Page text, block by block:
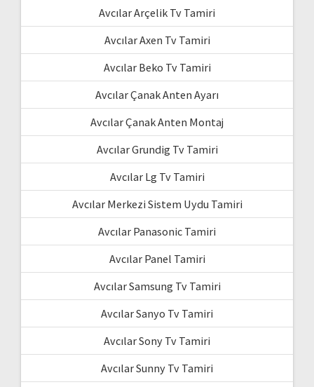
Avcılar Arçelik Tv Tamiri
Avcılar Axen Tv Tamiri
Avcılar Beko Tv Tamiri
Avcılar Çanak Anten Ayarı
Avcılar Çanak Anten Montaj
Avcılar Grundig Tv Tamiri
Avcılar Lg Tv Tamiri
Avcılar Merkezi Sistem Uydu Tamiri
Avcılar Panasonic Tamiri
Avcılar Panel Tamiri
Avcılar Samsung Tv Tamiri
Avcılar Sanyo Tv Tamiri
Avcılar Sony Tv Tamiri
Avcılar Sunny Tv Tamiri